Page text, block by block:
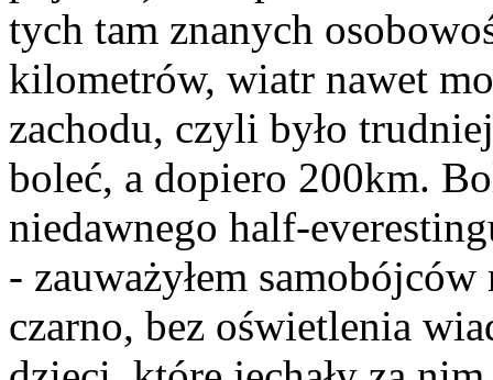
tych tam znanych
kilometrów, wiatr nawet
zachodu, czyli było
boleć, a dopiero 200km.
niedawnego half-
- zauważyłem
czarno, bez oświetlenia